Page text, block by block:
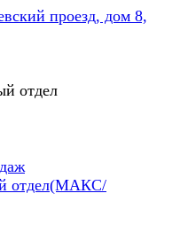
проезд, дом 8,
отдел
отдел(МАКС/